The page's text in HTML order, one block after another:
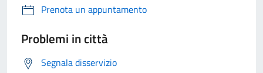
Prenota un appuntamento
Problemi in città
Segnala disservizio